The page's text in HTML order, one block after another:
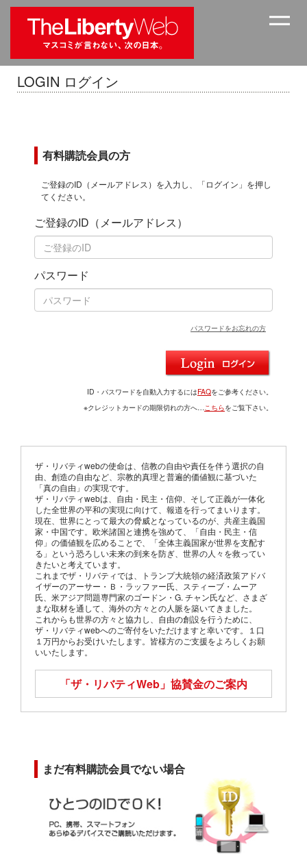
LOGIN ログイン
有料購読会員の方
ご登録のID（メールアドレス）を入力し、「ログイン」を押し
てください。
ご登録のID（メールアドレス）
パスワード
パスワードをお忘れの方
ID・パスワードを自動入力するにはFAQをご参考ください。
※クレジットカードの期限切れの方へ…こちらをご覧下さい。
ザ・リバティwebの使命は、信教の自由や責任を伴う選択の自
由、創造の自由など、宗教的真理と普遍的価値観に基づいた
「真の自由」の実現です。
ザ・リバティwebは、自由・民主・信仰、そして正義が一体化
した全世界の平和の実現に向けて、報道を行ってまいります。
現在、世界にとって最大の脅威となっているのが、共産主義国
家・中国です。欧米諸国と連携を強めて、「自由・民主・信
仰」の価値観を広めることで、「全体主義国家が世界を支配す
る」という恐ろしい未来の到来を防ぎ、世界の人々を救ってい
きたいと考えています。
これまでザ・リバティでは、トランプ大統領の経済政策アドバ
イザーのアーサー・Ｂ・ラッファー氏、スティーブ・ムーア
氏、米アジア問題専門家のゴードン・G. チャン氏など、さまざ
まな取材を通して、海外の方々との人脈を築いてきました。
これからも世界の方々と協力し、自由の創設を行うために、
ザ・リバティwebへのご寄付をいただけますと幸いです。１口
１万円からお受けいたします。皆様方のご支援をよろしくお願
いいたします。
「ザ・リバティWeb」 協賛金のご案内
まだ有料購読会員でない場合